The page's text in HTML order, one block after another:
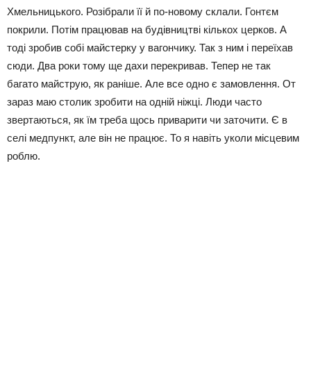
Хмельницького. Розібрали її й по-­новому склали. Гонтєм
покрили. Потім працював на будівництві кількох церков. А
тоді зробив собі майстерку у вагончику. Так з ним і переїхав
сюди. Два роки тому ще дахи перекривав. Тепер не так
багато майструю, як раніше. Але все одно є замовлення. От
зараз маю столик зробити на одній ніжці. Люди часто
звертаються, як їм треба щось приварити чи заточити. Є в
селі медпункт, але він не працює. То я навіть уколи місцевим
роблю.